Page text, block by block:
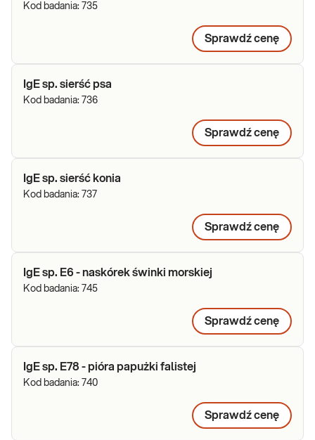
Kod badania: 735
Sprawdź cenę
IgE sp. sierść psa
Kod badania: 736
Sprawdź cenę
IgE sp. sierść konia
Kod badania: 737
Sprawdź cenę
IgE sp. E6 - naskórek świnki morskiej
Kod badania: 745
Sprawdź cenę
IgE sp. E78 - pióra papużki falistej
Kod badania: 740
Sprawdź cenę